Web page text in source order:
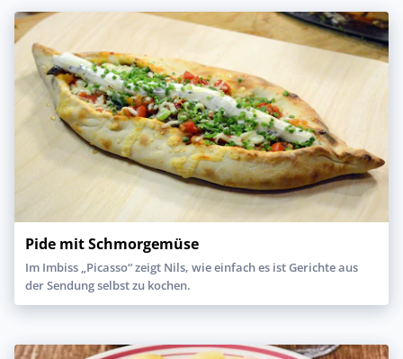
Pide mit Schmorgemüse
Im Imbiss „Picasso“ zeigt Nils, wie einfach es ist Gerichte aus
der Sendung selbst zu kochen.